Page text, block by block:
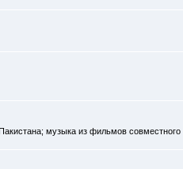
музыка из фильмов